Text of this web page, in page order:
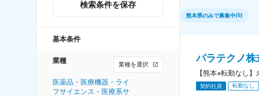
検索条件を保存
基本条件
業種 業種を選択
医薬品・医療機器・ライ
フサイエンス・医療系サ
熊本県のみで募集中(6)
パラテクノ株
【熊本※転勤なし
契約社員 転勤なし